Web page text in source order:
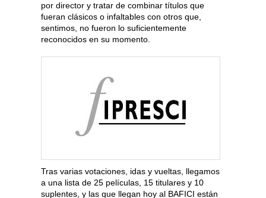
por director y tratar de combinar títulos que
fueran clásicos o infaltables con otros que,
sentimos, no fueron lo suficientemente
reconocidos en su momento.
Tras varias votaciones, idas y vueltas, llegamos
a una lista de 25 películas, 15 titulares y 10
suplentes, y las que llegan hoy al BAFICI están